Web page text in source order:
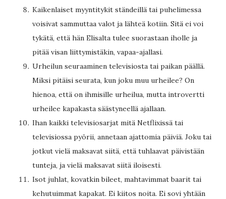
Kaikenlaiset myyntitykit ständeillä tai puhelimessa
voisivat sammuttaa valot ja lähteä kotiin. Sitä ei voi
tykätä, että hän Elisalta tulee suorastaan iholle ja
pitää visan liittymistäkin, vapaa-ajallasi.
Urheilun seuraaminen televisiosta tai paikan päällä.
Miksi pitäisi seurata, kun joku muu urheilee? On
hienoa, että on ihmisille urheilua, mutta introvertti
urheilee kapakasta säästyneellä ajallaan.
Ihan kaikki televisiosarjat mitä Netflixissä tai
televisiossa pyörii, annetaan ajattomia päiviä. Joku tai
jotkut vielä maksavat siitä, että tuhlaavat päivistään
tunteja, ja vielä maksavat siitä iloisesti.
Isot juhlat, kovatkin bileet, mahtavimmat baarit tai
kehutuimmat kapakat. Ei kiitos noita. Ei sovi yhtään